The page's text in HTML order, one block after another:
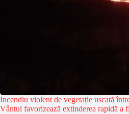
Incendiu violent de vegetație uscată
Vântul favorizează extinderea rapidă a